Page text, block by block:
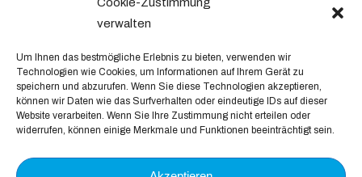
verwalten
Um Ihnen das bestmögliche Erlebnis zu bieten, verwenden wir
Technologien wie Cookies, um Informationen auf Ihrem Gerät zu
speichern und abzurufen. Wenn Sie diese Technologien akzeptieren,
können wir Daten wie das Surfverhalten oder eindeutige IDs auf dieser
Website verarbeiten. Wenn Sie Ihre Zustimmung nicht erteilen oder
widerrufen, können einige Merkmale und Funktionen beeinträchtigt sein.
Restaurant
Kontakt
Social